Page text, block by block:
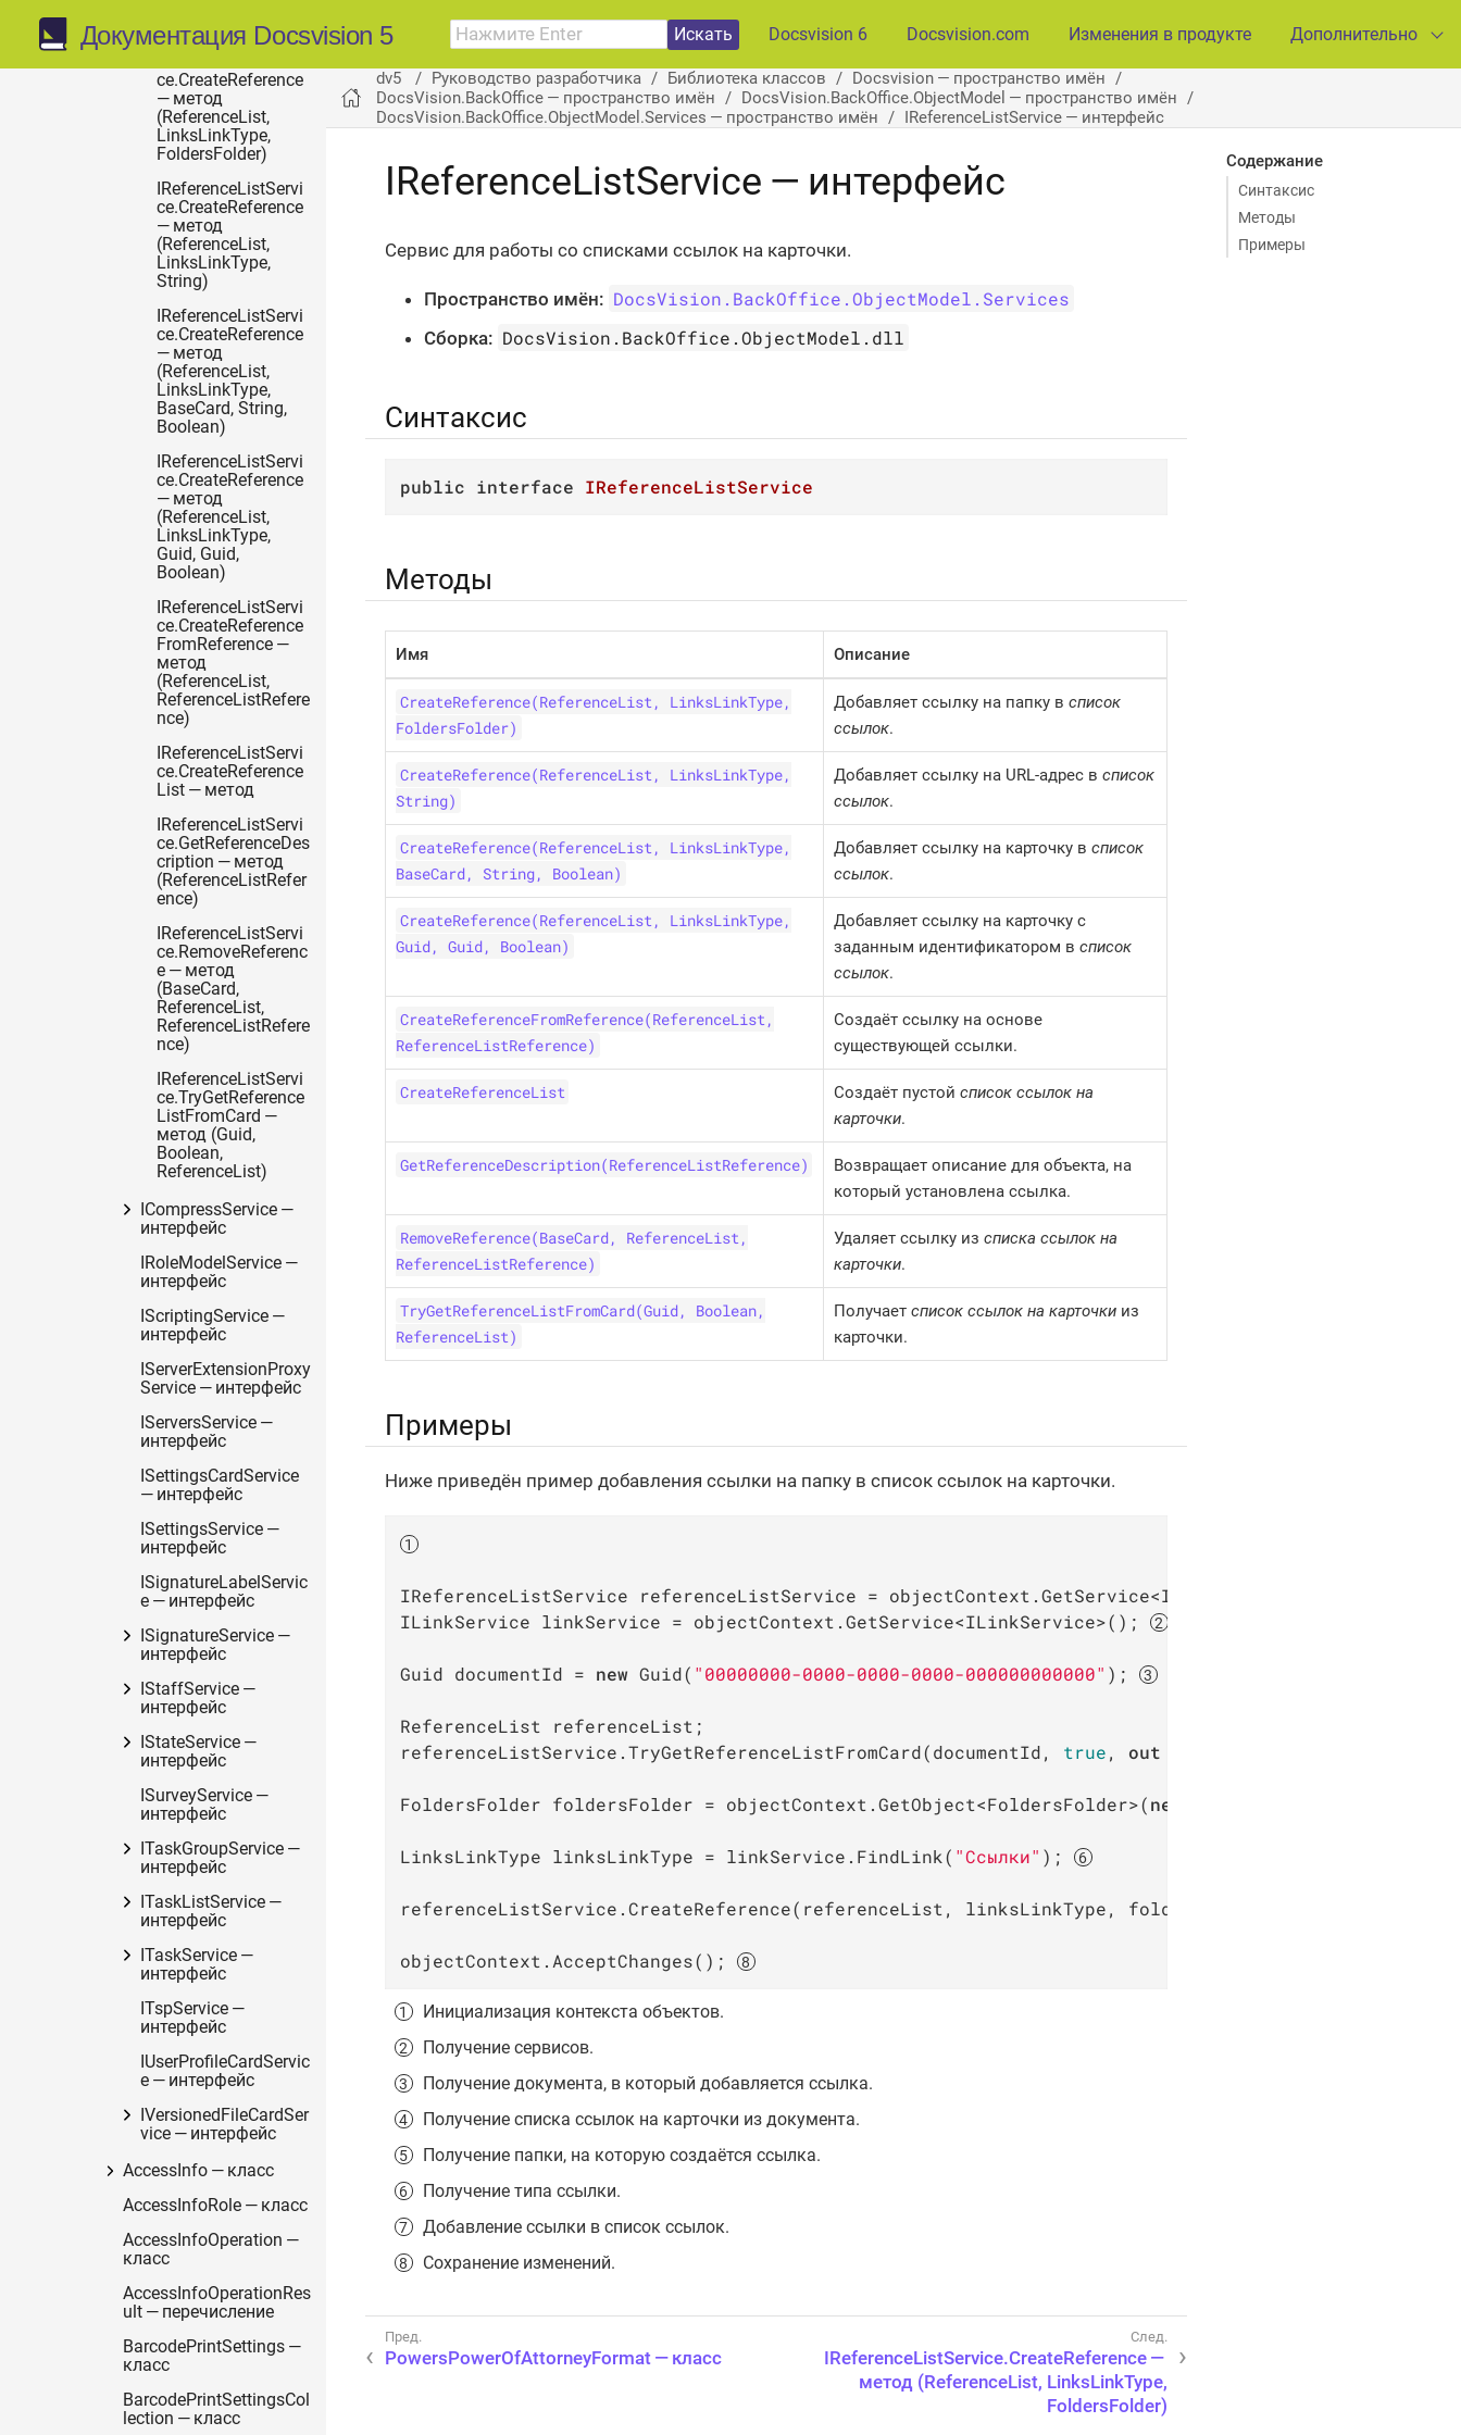
Документация Docsvision 5 Искать Docsvision 6 Docsvision.com Изменения в продукте Дополнительно
— интерфейс
ce.CreateReference
— метод
(ReferenceList,
LinksLinkType,
FoldersFolder)
IReferenceListServi
ce.CreateReference
— метод
(ReferenceList,
LinksLinkType,
String)
IReferenceListServi
ce.CreateReference
— метод
(ReferenceList,
LinksLinkType,
BaseCard, String,
Boolean)
IReferenceListServi
ce.CreateReference
— метод
(ReferenceList,
LinksLinkType,
Guid, Guid,
Boolean)
IReferenceListServi
ce.CreateReference
FromReference —
метод
(ReferenceList,
ReferenceListRefere
nce)
IReferenceListServi
ce.CreateReference
List — метод
IReferenceListServi
ce.GetReferenceDes
cription — метод
(ReferenceListRefer
ence)
IReferenceListServi
ce.RemoveReferenc
e — метод
(BaseCard,
ReferenceList,
ReferenceListRefere
nce)
IReferenceListServi
ce.TryGetReference
ListFromCard —
метод (Guid,
Boolean,
ReferenceList)
ICompressService —
интерфейс
IRoleModelService —
интерфейс
IScriptingService —
интерфейс
IServerExtensionProxy
Service — интерфейс
IServersService —
интерфейс
ISettingsCardService
— интерфейс
ISettingsService —
интерфейс
ISignatureLabelServic
e — интерфейс
ISignatureService —
интерфейс
IStaffService —
интерфейс
IStateService —
интерфейс
ISurveyService —
интерфейс
ITaskGroupService —
интерфейс
ITaskListService —
интерфейс
ITaskService —
интерфейс
ITspService —
интерфейс
IUserProfileCardServic
e — интерфейс
IVersionedFileCardSer
vice — интерфейс
AccessInfo — класс
AccessInfoRole — класс
AccessInfoOperation —
класс
AccessInfoOperationRes
ult — перечисление
BarcodePrintSettings —
класс
BarcodePrintSettingsCol
lection — класс
dv5 Руководство разработчика Библиотека классов
Docsvision — пространство имён
DocsVision.BackOffice — пространство имён
DocsVision.BackOffice.ObjectModel — пространство имён
DocsVision.BackOffice.ObjectModel.Services — пространство имён
IReferenceListService — интерфейс
Содержание
Синтаксис
Методы
Примеры
IReferenceListService — интерфейс
Сервис для работы со списками ссылок на карточки.
Пространство имён: DocsVision.BackOffice.ObjectModel.Services
Сборка: DocsVision.BackOffice.ObjectModel.dll
Синтаксис
public interface IReferenceListService
Методы
Имя Описание
CreateReference(ReferenceList, LinksLinkType,
FoldersFolder)
Добавляет ссылку на папку в список
ссылок.
CreateReference(ReferenceList, LinksLinkType,
String)
Добавляет ссылку на URL-адрес в список
ссылок.
CreateReference(ReferenceList, LinksLinkType,
BaseCard, String, Boolean)
Добавляет ссылку на карточку в список
ссылок.
CreateReference(ReferenceList, LinksLinkType,
Guid, Guid, Boolean)
Добавляет ссылку на карточку с
заданным идентификатором в список
ссылок.
CreateReferenceFromReference(ReferenceList,
ReferenceListReference)
Создаёт ссылку на основе
существующей ссылки.
CreateReferenceList Создаёт пустой список ссылок на
карточки.
GetReferenceDescription(ReferenceListReference)
Возвращает описание для объекта, на
который установлена ссылка.
RemoveReference(BaseCard, ReferenceList,
ReferenceListReference)
Удаляет ссылку из списка ссылок на
карточки.
TryGetReferenceListFromCard(Guid, Boolean,
ReferenceList)
Получает список ссылок на карточки из
карточки.
Примеры
Ниже приведён пример добавления ссылки на папку в список ссылок на карточки.
IReferenceListService referenceListService = objectContext.GetService<IReferenceListService>();
ILinkService linkService = objectContext.GetService<ILinkService>();
Guid documentId = new Guid( "00000000-0000-0000-0000-000000000000" );
ReferenceList referenceList;
referenceListService.TryGetReferenceListFromCard(documentId, true, out
FoldersFolder foldersFolder = objectContext.GetObject<FoldersFolder>(new
LinksLinkType linksLinkType = linkService.FindLink( "Ссылки" );
referenceListService.CreateReference(referenceList, linksLinkType, foldersFolder);
objectContext.AcceptChanges();
Инициализация контекста объектов.
Получение сервисов.
Получение документа, в который добавляется ссылка.
Получение списка ссылок на карточки из документа.
Получение папки, на которую создаётся ссылка.
Получение типа ссылки.
Добавление ссылки в список ссылок.
Сохранение изменений.
PowersPowerOfAttorneyFormat — класс
IReferenceListService.CreateReference —
метод (ReferenceList, LinksLinkType,
FoldersFolder)